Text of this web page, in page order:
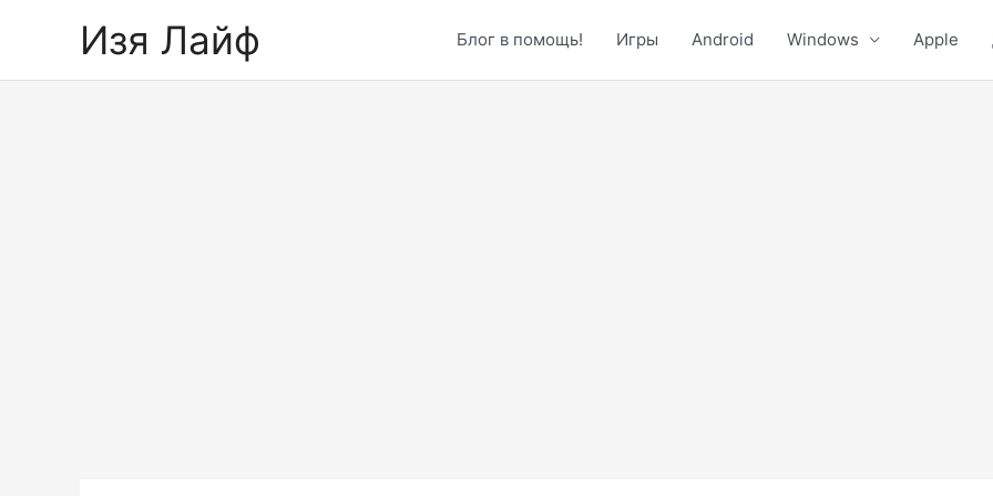
Изя Лайф Блог в помощь! Игры Android Windows Apple